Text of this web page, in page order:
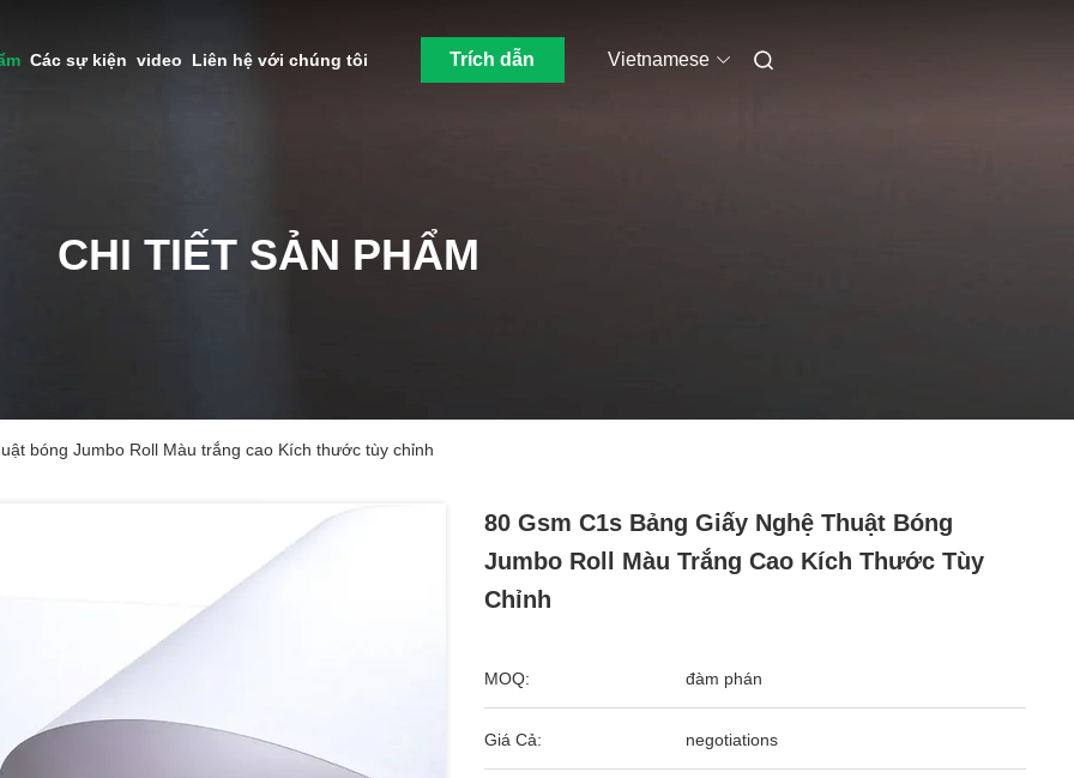
Các sự kiện video Liên hệ với chúng tôi Trích dẫn Vietnamese
CHI TIẾT SẢN PHẨM
bóng Jumbo Roll Màu trắng cao Kích thước tùy chỉnh
80 Gsm C1s Bảng Giấy Nghệ Thuật Bóng
Jumbo Roll Màu Trắng Cao Kích Thước Tùy
Chỉnh
MOQ: đàm phán
Giá Cả: negotiations